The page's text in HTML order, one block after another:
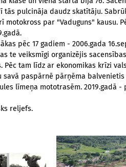
tās pulcināja daudz skatītāju.
par "Vaduguns" kausu.
pēc 17 gadiem - 2006.gada
te veiksmīgi organizējis
tam līdz ar ekonomikas krīzi
paspārnē pārņēma
līmeņa mototrasēm. 2019.gadā -
reljefs.